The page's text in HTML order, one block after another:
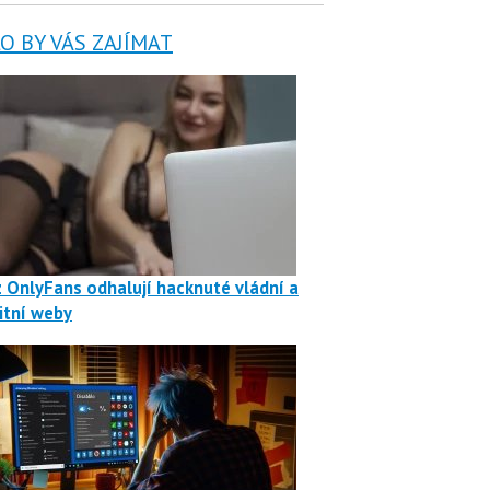
BY VÁS ZAJÍMAT
OnlyFans odhalují hacknuté vládní a
weby